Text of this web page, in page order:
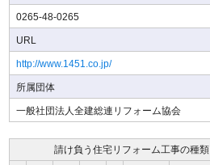
0265-48-0265
URL
http://www.1451.co.jp/
所属団体
一般社団法人全建総連リフォーム協会
請け負う住宅リフォーム工事の種類